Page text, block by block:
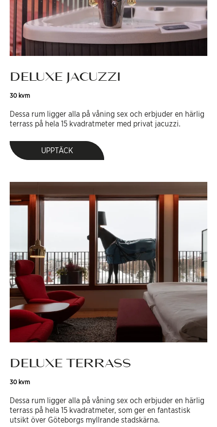
DELUXE JACUZZI
30 kvm
Dessa rum ligger alla på våning sex och erbjuder en härlig
terrass på hela 15 kvadratmeter med privat jacuzzi.
UPPTÄCK
DELUXE TERRASS
30 kvm
Dessa rum ligger alla på våning sex och erbjuder en härlig
terrass på hela 15 kvadratmeter, som ger en fantastisk
utsikt över Göteborgs myllrande stadskärna.